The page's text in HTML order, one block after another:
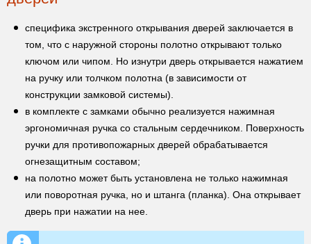
специфика экстренного открывания дверей заключается в
том, что с наружной стороны полотно открывают только
ключом или чипом. Но изнутри дверь открывается нажатием
на ручку или толчком полотна (в зависимости от
конструкции замковой системы).
в комплекте с замками обычно реализуется нажимная
эргономичная ручка со стальным сердечником. Поверхность
ручки для противопожарных дверей обрабатывается
огнезащитным составом;
на полотно может быть установлена не только нажимная
или поворотная ручка, но и штанга (планка). Она открывает
дверь при нажатии на нее.